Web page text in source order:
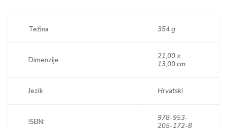
Težina 354 g
Dimenzije
21,00 ×
13,00 cm
Jezik Hrvatski
ISBN:
978-953-
205-172-8